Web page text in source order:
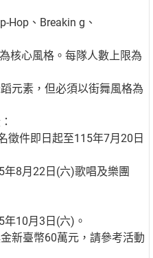
Hop、Breakin g、
核心風格。每隊人數上限為
元素，但必須以街舞風格為
徵件即日起至115年7月20日
年8月22日(六)歌唱及樂團
10月3日(六)。
新臺幣60萬元，請參考活動